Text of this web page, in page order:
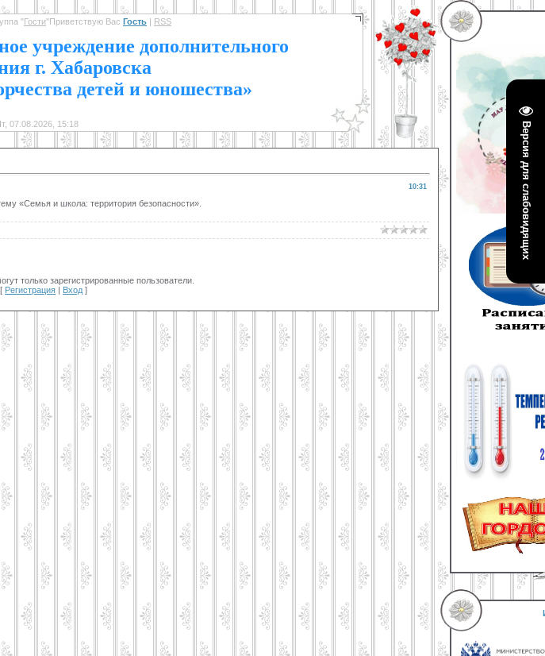
Версия для слабовидящих
"Гости"Приветствую Вас Гость | RSS
учреждение дополнительного
г. Хабаровска
детей и юношества»
07.08.2026, 15:18
10:31
«Семья и школа: территория безопасности».
только зарегистрированные пользователи.
[ Регистрация | Вход ]